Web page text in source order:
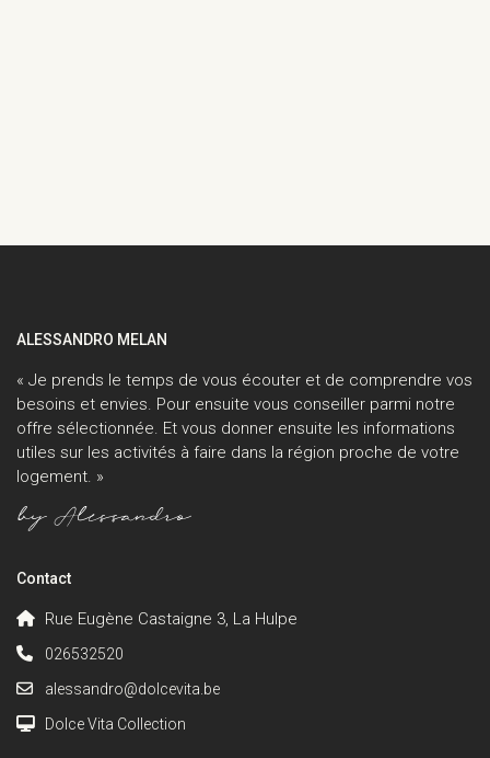
ALESSANDRO MELAN
« Je prends le temps de vous écouter et de comprendre vos
besoins et envies. Pour ensuite vous conseiller parmi notre
offre sélectionnée. Et vous donner ensuite les informations
utiles sur les activités à faire dans la région proche de votre
logement. »
Contact
Rue Eugène Castaigne 3, La Hulpe
026532520
alessandro@dolcevita.be
Dolce Vita Collection